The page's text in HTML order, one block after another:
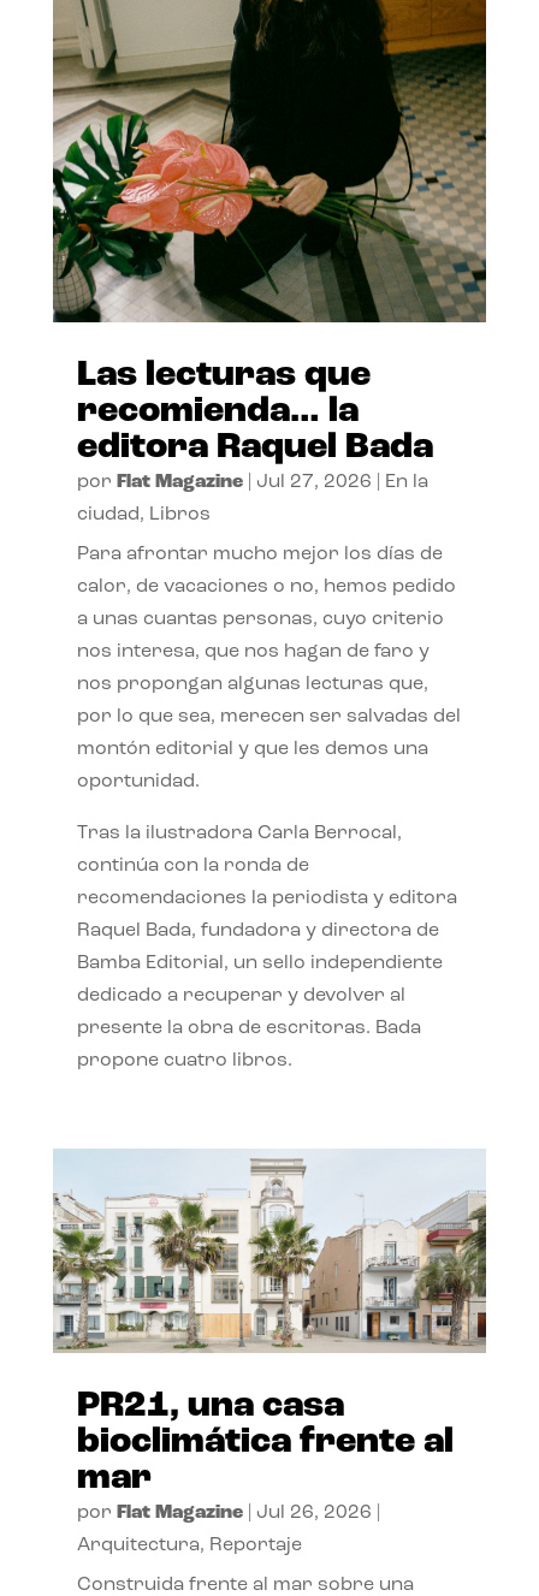
Las lecturas que
recomienda… la
editora Raquel Bada
por Flat Magazine| Jul 27, 2026
En la
ciudad, Libros
Para afrontar mucho mejor los días de
calor, de vacaciones o no, hemos pedido
a unas cuantas personas, cuyo criterio
nos interesa, que nos hagan de faro y
nos propongan algunas lecturas que,
por lo que sea, merecen ser salvadas del
montón editorial y que les demos una
oportunidad.
Tras la ilustradora Carla Berrocal,
continúa con la ronda de
recomendaciones la periodista y editora
Raquel Bada, fundadora y directora de
Bamba Editorial, un sello independiente
dedicado a recuperar y devolver al
presente la obra de escritoras. Bada
propone cuatro libros.
PR21, una casa
bioclimática frente al
mar
por Flat Magazine| Jul 26, 2026
Arquitectura, Reportaje
Construida frente al mar sobre una